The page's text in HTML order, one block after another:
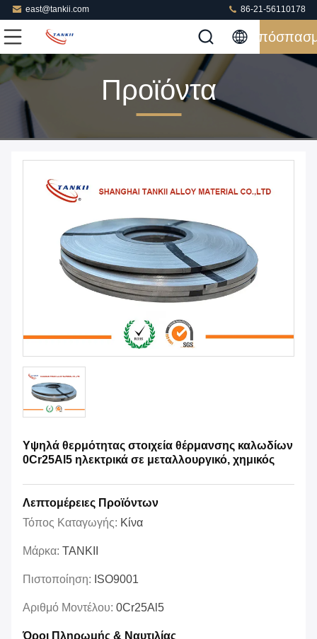
east@tankii.com 86-21-56110178
Προϊόντα
Υψηλά θερμότητας στοιχεία θέρμανσης καλωδίων
0Cr25Al5 ηλεκτρικά σε μεταλλουργικό, χημικός
Λεπτομέρειες Προϊόντων
Τόπος Καταγωγής: Κίνα
Μάρκα: TANKII
Πιστοποίηση: ISO9001
Αριθμό Μοντέλου: 0Cr25Al5
Όροι Πληρωμής & Ναυτιλίας